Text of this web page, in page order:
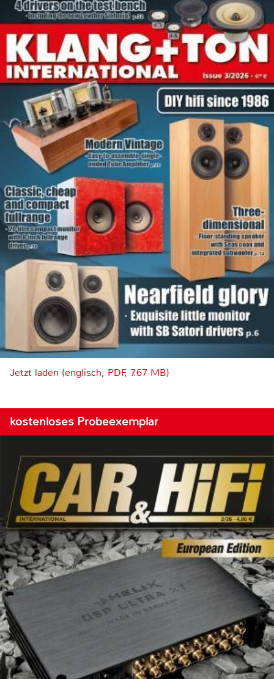
Jetzt laden (englisch, PDF, 7.67 MB)
kostenloses Probeexemplar